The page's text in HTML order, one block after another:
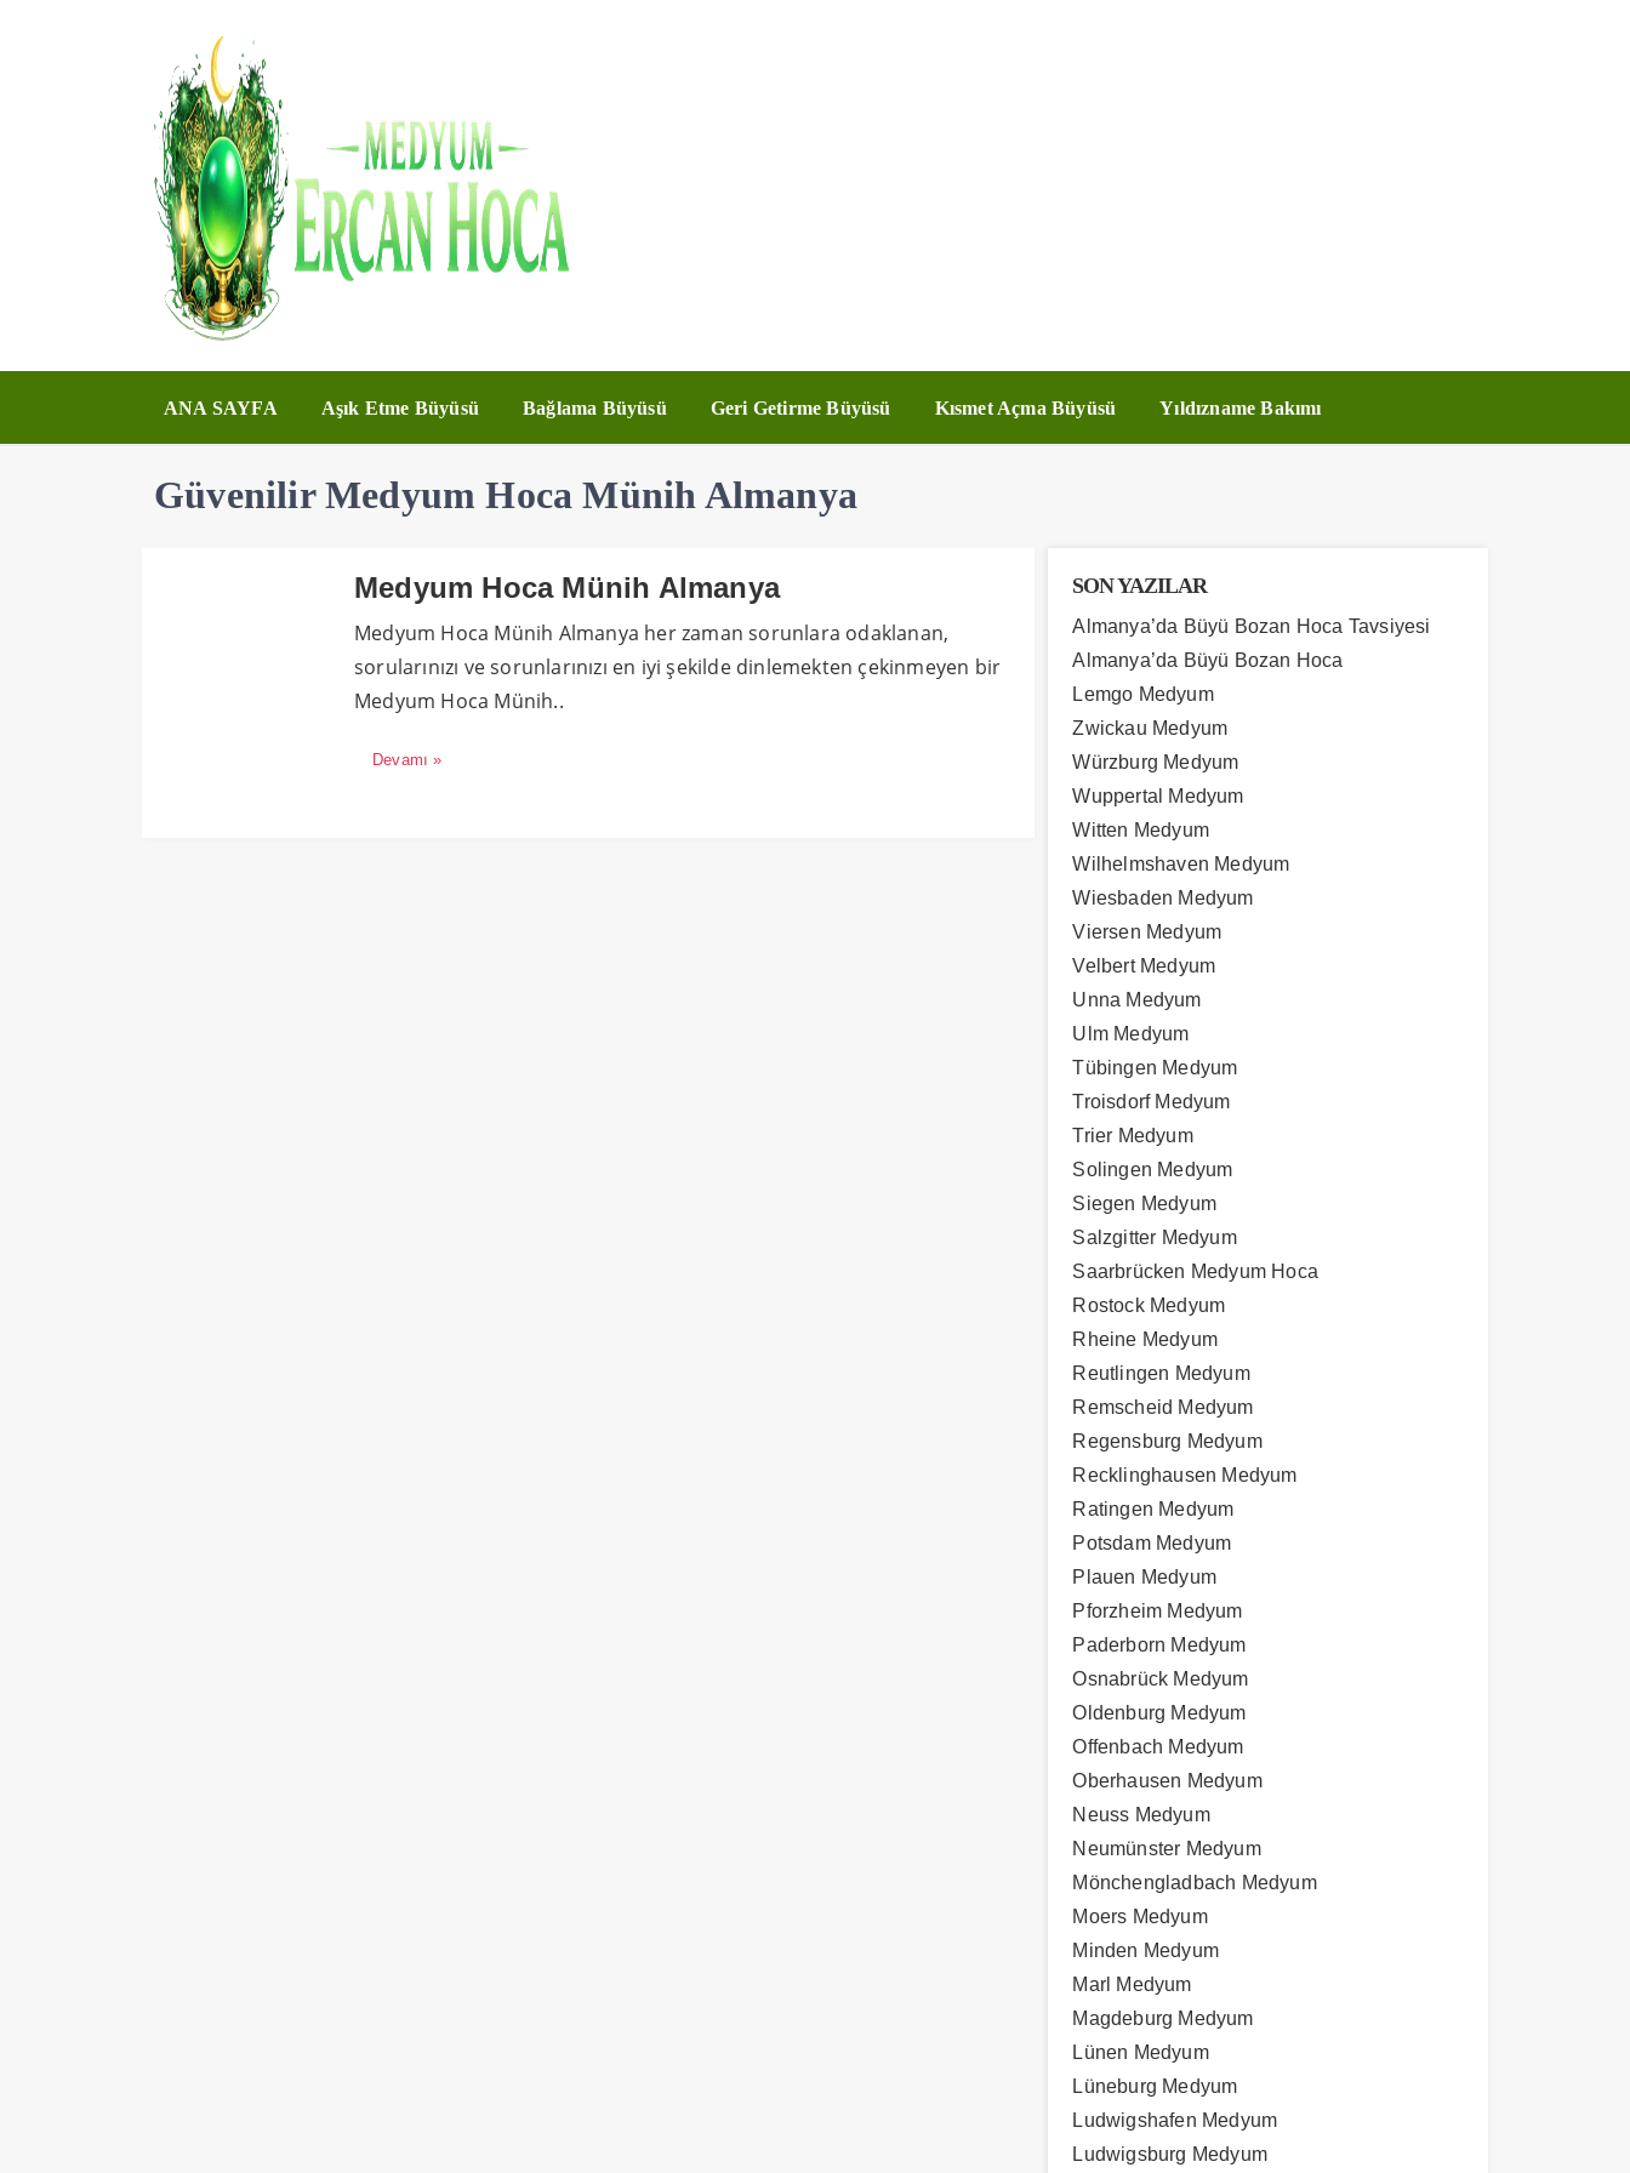
ANA SAYFA Aşık Etme Büyüsü Bağlama Büyüsü Geri Getirme Büyüsü Kısmet Açma Büyüsü Yıldızname Bakımı
Güvenilir Medyum Hoca Münih Almanya
Medyum Hoca Münih Almanya
Medyum Hoca Münih Almanya her zaman sorunlara odaklanan,
sorularınızı ve sorunlarınızı en iyi şekilde dinlemekten çekinmeyen bir
Medyum Hoca Münih..
Devamı »
SON YAZILAR
Almanya’da Büyü Bozan Hoca Tavsiyesi
Almanya’da Büyü Bozan Hoca
Lemgo Medyum
Zwickau Medyum
Würzburg Medyum
Wuppertal Medyum
Witten Medyum
Wilhelmshaven Medyum
Wiesbaden Medyum
Viersen Medyum
Velbert Medyum
Unna Medyum
Ulm Medyum
Tübingen Medyum
Troisdorf Medyum
Trier Medyum
Solingen Medyum
Siegen Medyum
Salzgitter Medyum
Saarbrücken Medyum Hoca
Rostock Medyum
Rheine Medyum
Reutlingen Medyum
Remscheid Medyum
Regensburg Medyum
Recklinghausen Medyum
Ratingen Medyum
Potsdam Medyum
Plauen Medyum
Pforzheim Medyum
Paderborn Medyum
Osnabrück Medyum
Oldenburg Medyum
Offenbach Medyum
Oberhausen Medyum
Neuss Medyum
Neumünster Medyum
Mönchengladbach Medyum
Moers Medyum
Minden Medyum
Marl Medyum
Magdeburg Medyum
Lünen Medyum
Lüneburg Medyum
Ludwigshafen Medyum
Ludwigsburg Medyum